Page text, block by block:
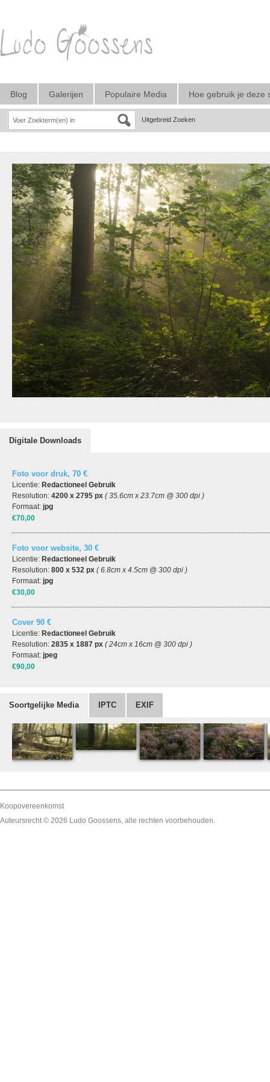
Blog Galerijen Populaire Media Hoe gebruik je deze
Uitgebreid Zoeken
Digitale Downloads
Foto voor druk, 70 €
Licentie: Redactioneel Gebruik
Resolution: 4200 x 2795 px ( 35.6cm x 23.7cm @ 300 dpi )
Formaat: jpg
€70,00
Foto voor website, 30 €
Licentie: Redactioneel Gebruik
Resolution: 800 x 532 px ( 6.8cm x 4.5cm @ 300 dpi )
Formaat: jpg
€30,00
Cover 90 €
Licentie: Redactioneel Gebruik
Resolution: 2835 x 1887 px ( 24cm x 16cm @ 300 dpi )
Formaat: jpeg
€90,00
Soortgelijke Media IPTC EXIF
Koopovereenkomst
Auteursrecht © 2026 Ludo Goossens, alle rechten voorbehouden.